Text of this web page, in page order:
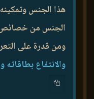
هذا الجنس
الجنس من خصائص
ومن قدرة على
والانتفاع